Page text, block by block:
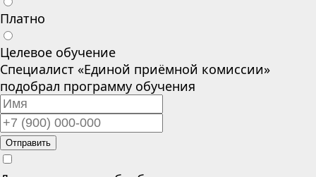
Платно
Целевое обучение
Специалист «Единой приёмной комиссии»
подобрал программу обучения
Отправить